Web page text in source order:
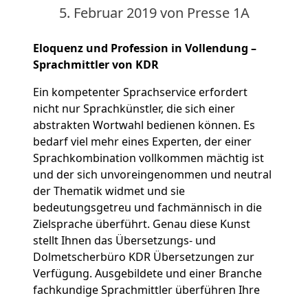
5. Februar 2019von Presse 1A
Eloquenz und Profession in Vollendung –
Sprachmittler von KDR
Ein kompetenter Sprachservice erfordert
nicht nur Sprachkünstler, die sich einer
abstrakten Wortwahl bedienen können. Es
bedarf viel mehr eines Experten, der einer
Sprachkombination vollkommen mächtig ist
und der sich unvoreingenommen und neutral
der Thematik widmet und sie
bedeutungsgetreu und fachmännisch in die
Zielsprache überführt. Genau diese Kunst
stellt Ihnen das Übersetzungs- und
Dolmetscherbüro KDR Übersetzungen zur
Verfügung. Ausgebildete und einer Branche
fachkundige Sprachmittler überführen Ihre